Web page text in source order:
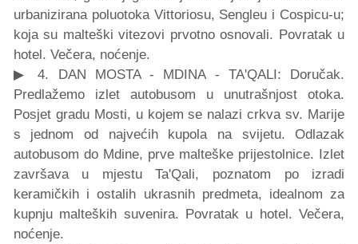
urbanizirana poluotoka Vittoriosu, Sengleu i Cospicu-u;
koja su malteški vitezovi prvotno osnovali. Povratak u
hotel. Večera, noćenje.
▶ 4. DAN MOSTA - MDINA - TA'QALI: Doručak.
Predlažemo izlet autobusom u unutrašnjost otoka.
Posjet gradu Mosti, u kojem se nalazi crkva sv. Marije
s jednom od najvećih kupola na svijetu. Odlazak
autobusom do Mdine, prve malteške prijestolnice. Izlet
završava u mjestu Ta'Qali, poznatom po izradi
keramičkih i ostalih ukrasnih predmeta, idealnom za
kupnju malteških suvenira. Povratak u hotel. Večera,
noćenje.